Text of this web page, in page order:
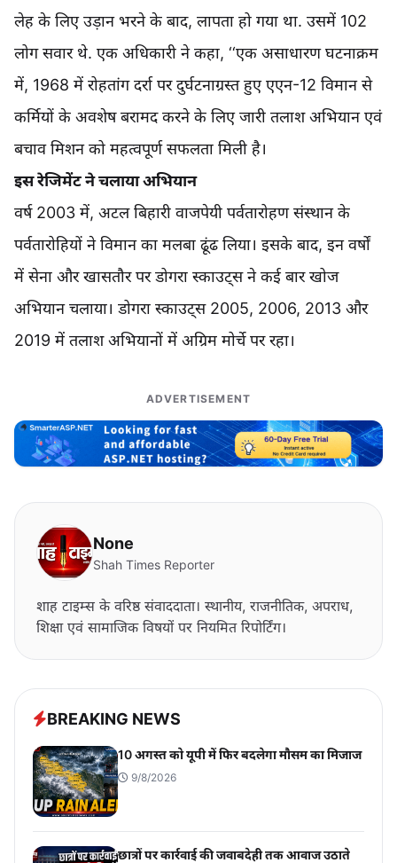
लेह के लिए उड़ान भरने के बाद, लापता हो गया था. उसमें 102
लोग सवार थे. एक अधिकारी ने कहा, ‘‘एक असाधारण घटनाक्रम
में, 1968 में रोहतांग दर्रा पर दुर्घटनाग्रस्त हुए एएन-12 विमान से
कर्मियों के अवशेष बरामद करने के लिए जारी तलाश अभियान एवं
बचाव मिशन को महत्वपूर्ण सफलता मिली है।
इस रेजिमेंट ने चलाया अभियान
वर्ष 2003 में, अटल बिहारी वाजपेयी पर्वतारोहण संस्थान के
पर्वतारोहियों ने विमान का मलबा ढूंढ लिया। इसके बाद, इन वर्षों
में सेना और खासतौर पर डोगरा स्काउट्स ने कई बार खोज
अभियान चलाया। डोगरा स्काउट्स 2005, 2006, 2013 और
2019 में तलाश अभियानों में अग्रिम मोर्चे पर रहा।
ADVERTISEMENT
None
Shah Times Reporter
शाह टाइम्स के वरिष्ठ संवाददाता। स्थानीय, राजनीतिक, अपराध,
शिक्षा एवं सामाजिक विषयों पर नियमित रिपोर्टिंग।
BREAKING NEWS
10 अगस्त को यूपी में फिर बदलेगा मौसम का मिजाज
9/8/2026
छात्रों पर कार्रवाई की जवाबदेही तक आवाज उठाते